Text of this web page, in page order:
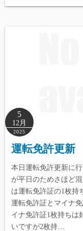
5
12月
2025
運転免許更新
本日運転免許更新に
が平日のためさほど
は運転免許証の1枚持
運転免許証とマイナ
イナ免許証1枚持ちは
いですが2枚持…